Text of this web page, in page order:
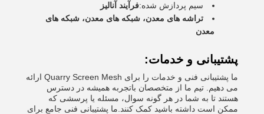
سیم پردازش شده:فرآیند آنالیز
تراشه های معدن، شبکه های معدن، شبکه های
معدن
پشتیبانی و خدمات:
ما پشتیبانی فنی و خدمات را برای Quarry Screen Mesh ارائه
می دهیم. تیم ما از متخصصان باتجربه همیشه در دسترس
هستند تا به شما در هر گونه سوال، مسئله یا پرسشی که
ممکن است داشته باشید کمک کنند.ما پشتیبانی فنی جامع برای